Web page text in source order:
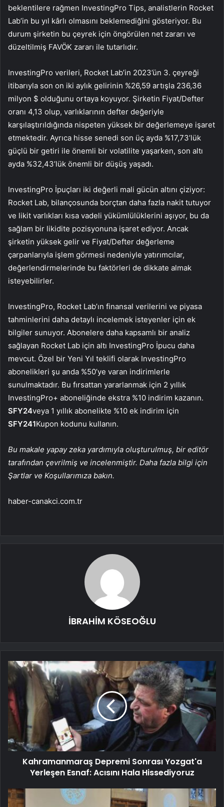
beklentilere rağmen InvestingPro Tips, analistlerin Rocket
Lab’in bu yıl kârlı olmasını beklemediğini gösteriyor. Bu
durum şirketin bu çeyrek için öngörülen net zararı ve
düzeltilmiş FAVÖK zararı ile tutarlıdır.
InvestingPro verileri, Rocket Lab’in 2023’ün 3. çeyreği
itibarıyla son on iki aylık gelirinin %26,59 artışla 236,36
milyon $ olduğunu ortaya koyuyor. Şirketin Fiyat/Defter
oranı 4,13 olup, varlıklarının defter değeriyle
karşılaştırıldığında nispeten yüksek bir değerlemeye işaret
etmektedir. Ayrıca hisse senedi son üç ayda %17,73’lük
güçlü bir getiri ile önemli bir volatilite yaşarken, son altı
ayda %32,43’lük önemli bir düşüş yaşadı.
InvestingPro İpuçları iki değerli mali gücün altını çiziyor:
Rocket Lab, bilançosunda borçtan daha fazla nakit tutuyor
ve likit varlıkları kısa vadeli yükümlülüklerini aşıyor, bu da
sağlam bir likidite pozisyonuna işaret ediyor. Ancak
şirketin yüksek gelir ve Fiyat/Defter değerleme
çarpanlarıyla işlem görmesi nedeniyle yatırımcılar,
değerlendirmelerinde bu faktörleri de dikkate almak
isteyebilirler.
InvestingPro, Rocket Lab’ın finansal verilerini ve piyasa
tahminlerini daha detaylı incelemek isteyenler için ek
bilgiler sunuyor. Abonelere daha kapsamlı bir analiz
sağlayan Rocket Lab için altı InvestingPro İpucu daha
mevcut. Özel bir Yeni Yıl teklifi olarak InvestingPro
abonelikleri şu anda %50’ye varan indirimlerle
sunulmaktadır. Bu fırsattan yararlanmak için 2 yıllık
InvestingPro+ aboneliğinde ekstra %10 indirim kazanın.
SFY24veya 1 yıllık abonelikte %10 ek indirim için
SFY241Kupon kodunu kullanın.
Bu makale yapay zeka yardımıyla oluşturulmuş, bir editör
tarafından çevrilmiş ve incelenmiştir. Daha fazla bilgi için
Şartlar ve Koşullarımıza bakın.
haber-canakci.com.tr
İBRAHİM KÖSEOĞLU
Kahramanmaraş Depremi Sonrası Yozgat'a
Yerleşen Esnaf: Acısını Hala Hissediyoruz